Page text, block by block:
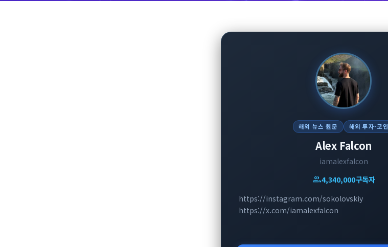
해외 뉴스 원문 해외 투자·코인
Alex Falcon
iamalexfalcon
group4,340,000구독자
https://instagram.com/sokolovskiy
https://x.com/iamalexfalcon